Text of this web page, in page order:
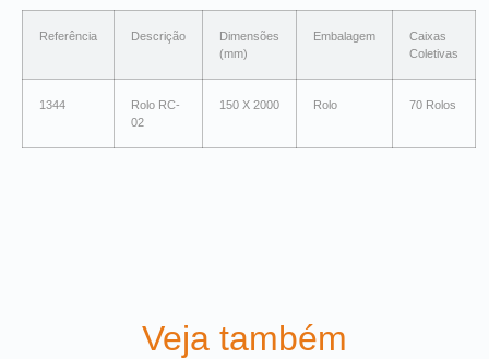
Referência Descrição
Dimensões
(mm)
Embalagem
Caixas
Coletivas
1344
Rolo RC-
02
150 X 2000 Rolo 70 Rolos
Veja também